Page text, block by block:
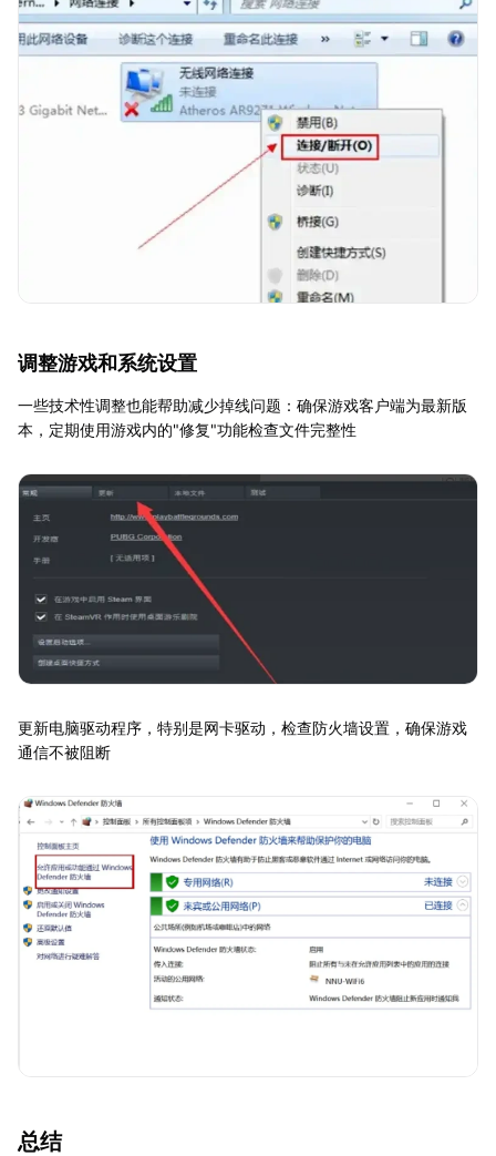
调整游戏和系统设置
一些技术性调整也能帮助减少掉线问题：确保游戏客户端为最新版
本，定期使用游戏内的"修复"功能检查文件完整性
更新电脑驱动程序，特别是网卡驱动，检查防火墙设置，确保游戏
通信不被阻断
总结